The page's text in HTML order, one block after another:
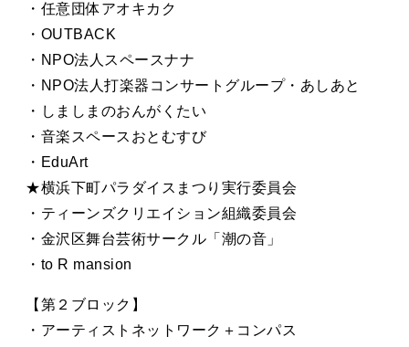
アクセス
お問い合わせ
・任意団体アオキカク
・OUTBACK
・NPO法人スペースナナ
・NPO法人打楽器コンサートグループ・あしあと
・しましまのおんがくたい
・音楽スペースおとむすび
・EduArt
★横浜下町パラダイスまつり実行委員会
・ティーンズクリエイション組織委員会
・金沢区舞台芸術サークル「潮の音」
・to R mansion
【第２ブロック】
・アーティストネットワーク＋コンパス